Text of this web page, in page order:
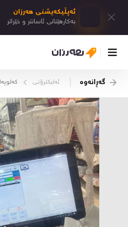
ئەپڵیكەیشنی هەرزان
بەكارهێنانی ئاسانتر و خێراتر
کاڵاکانم
دیاریکراوەکانم
دوا بینراوەکان
چات
گەڕانەوە ئەلیکترۆنـی